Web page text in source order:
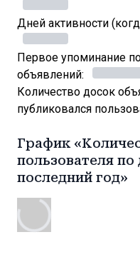
Дней активности
Первое упоминание
объявлений:
Количество досок
публиковался
График
пользователя
последний год»